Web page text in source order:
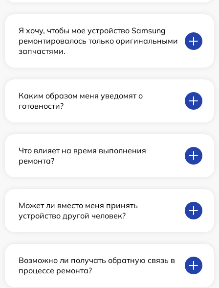
Я хочу, чтобы мое устройство Samsung
ремонтировалось только оригинальными
запчастями.
Каким образом меня уведомят о
готовности?
Что влияет на время выполнения
ремонта?
Может ли вместо меня принять
устройство другой человек?
Возможно ли получать обратную связь в
процессе ремонта?